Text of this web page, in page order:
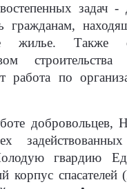
задач -
гражданам,
жилье. Также
строительства
работа по
добровольцев,
гвардию
корпус